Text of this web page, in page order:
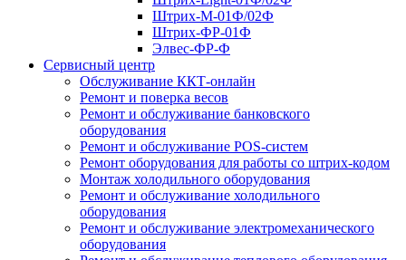
Штрих-М-01Ф/02Ф
Штрих-ФР-01Ф
Элвес-ФР-Ф
Сервисный центр
Обслуживание ККТ-онлайн
Ремонт и поверка весов
Ремонт и обслуживание банковского
оборудования
Ремонт и обслуживание POS-систем
Ремонт оборудования для работы со штрих-кодом
Монтаж холодильного оборудования
Ремонт и обслуживание холодильного
оборудования
Ремонт и обслуживание электромеханического
оборудования